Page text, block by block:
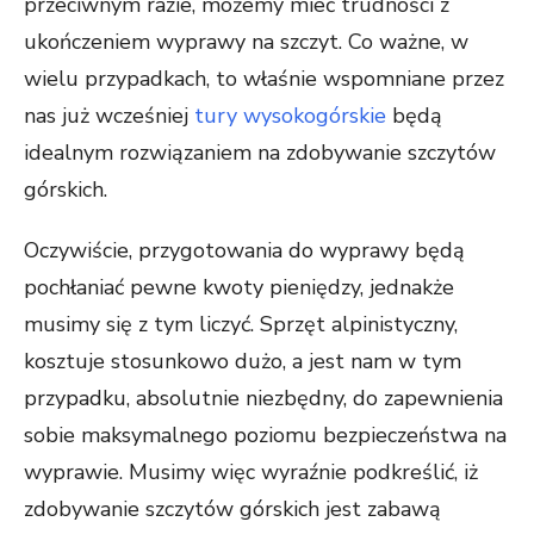
ukończeniem wyprawy na szczyt. Co ważne, w
wielu przypadkach, to właśnie wspomniane przez
nas już wcześniej tury wysokogórskie będą
idealnym rozwiązaniem na zdobywanie szczytów
górskich.
Oczywiście, przygotowania do wyprawy będą
pochłaniać pewne kwoty pieniędzy, jednakże
musimy się z tym liczyć. Sprzęt alpinistyczny,
kosztuje stosunkowo dużo, a jest nam w tym
przypadku, absolutnie niezbędny, do zapewnienia
sobie maksymalnego poziomu bezpieczeństwa na
wyprawie. Musimy więc wyraźnie podkreślić, iż
zdobywanie szczytów górskich jest zabawą